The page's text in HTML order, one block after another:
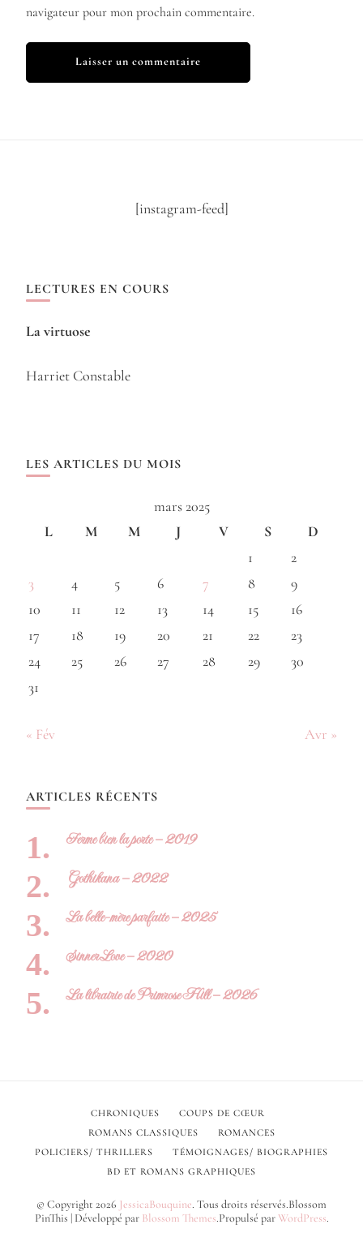
navigateur pour mon prochain commentaire.
[instagram-feed]
LECTURES EN COURS
La virtuose
Harriet Constable
LES ARTICLES DU MOIS
mars 2025
L
M M J V S
D
1
2
3
4 5 6 7 8
9
10
11 12 13 14 15
16
17
18 19 20 21 22
23
24
25 26 27 28 29
30
31
« Fév Avr »
ARTICLES RÉCENTS
Ferme bien la porte – 2019
Gothikana – 2022
La belle-mère parfaite – 2025
Sinner Love – 2020
La librairie de Primrose Hill – 2026
© Copyright 2026 JessicaBouquine. Tous droits réservés.Blossom
PinThis | Développé par Blossom Themes.Propulsé parWordPress.
CHRONIQUES
COUPS DE CŒUR
ROMANS CLASSIQUES
ROMANCES
POLICIERS/ THRILLERS
TÉMOIGNAGES/ BIOGRAPHIES
BD ET ROMANS GRAPHIQUES